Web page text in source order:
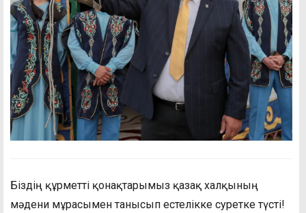
Біздің құрметті қонақтарымыз қазақ халқының
мәдени мұрасымен танысып естелікке суретке түсті!